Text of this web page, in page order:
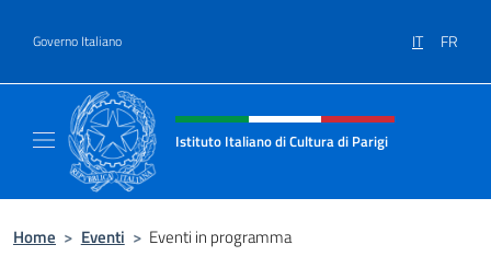
Governo Italiano IT FR
Intestazione sito, social e menù
Istituto Italiano di Cultura di Parigi
Home > Eventi > Eventi in programma